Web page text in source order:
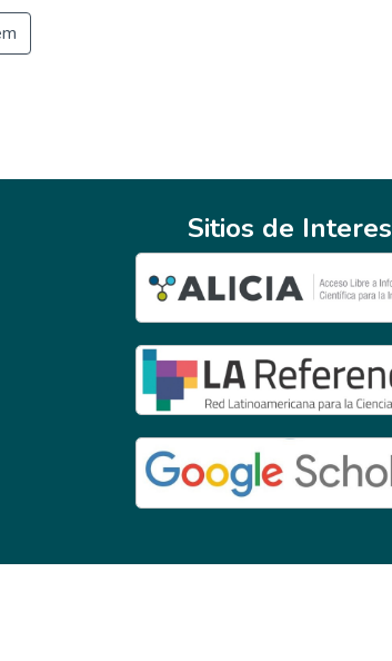
Sitios de Interes